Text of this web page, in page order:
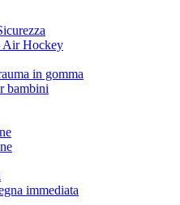
Air Hockey
in gomma
bambini
immediata